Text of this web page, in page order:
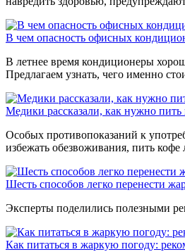
В чем опасность офисных
В летнее время кондиционеры
Предлагаем узнать, чего именно
Медики рассказали, как нужно пить
Особых противопоказаний к
избежать обезвоживания, пить
Шесть способов легко перенести
Эксперты поделились полезными
Как питаться в жаркую погоду: